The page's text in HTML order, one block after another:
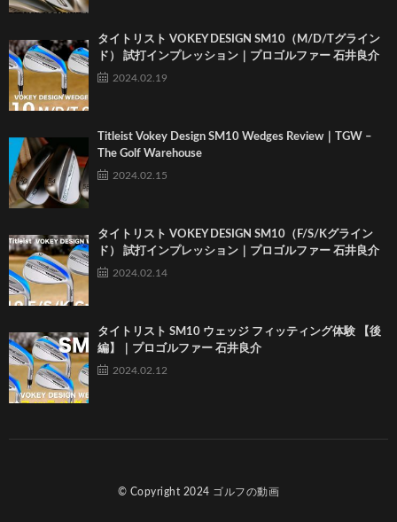
タイトリスト VOKEY DESIGN SM10（M/D/Tグライン
ド） 試打インプレッション｜プロゴルファー 石井良介
2024.02.19
Titleist Vokey Design SM10 Wedges Review｜TGW –
The Golf Warehouse
2024.02.15
タイトリスト VOKEY DESIGN SM10（F/S/Kグライン
ド） 試打インプレッション｜プロゴルファー 石井良介
2024.02.14
タイトリスト SM10 ウェッジ フィッティング体験 【後
編】｜プロゴルファー 石井良介
2024.02.12
© Copyright 2024 ゴルフの動画